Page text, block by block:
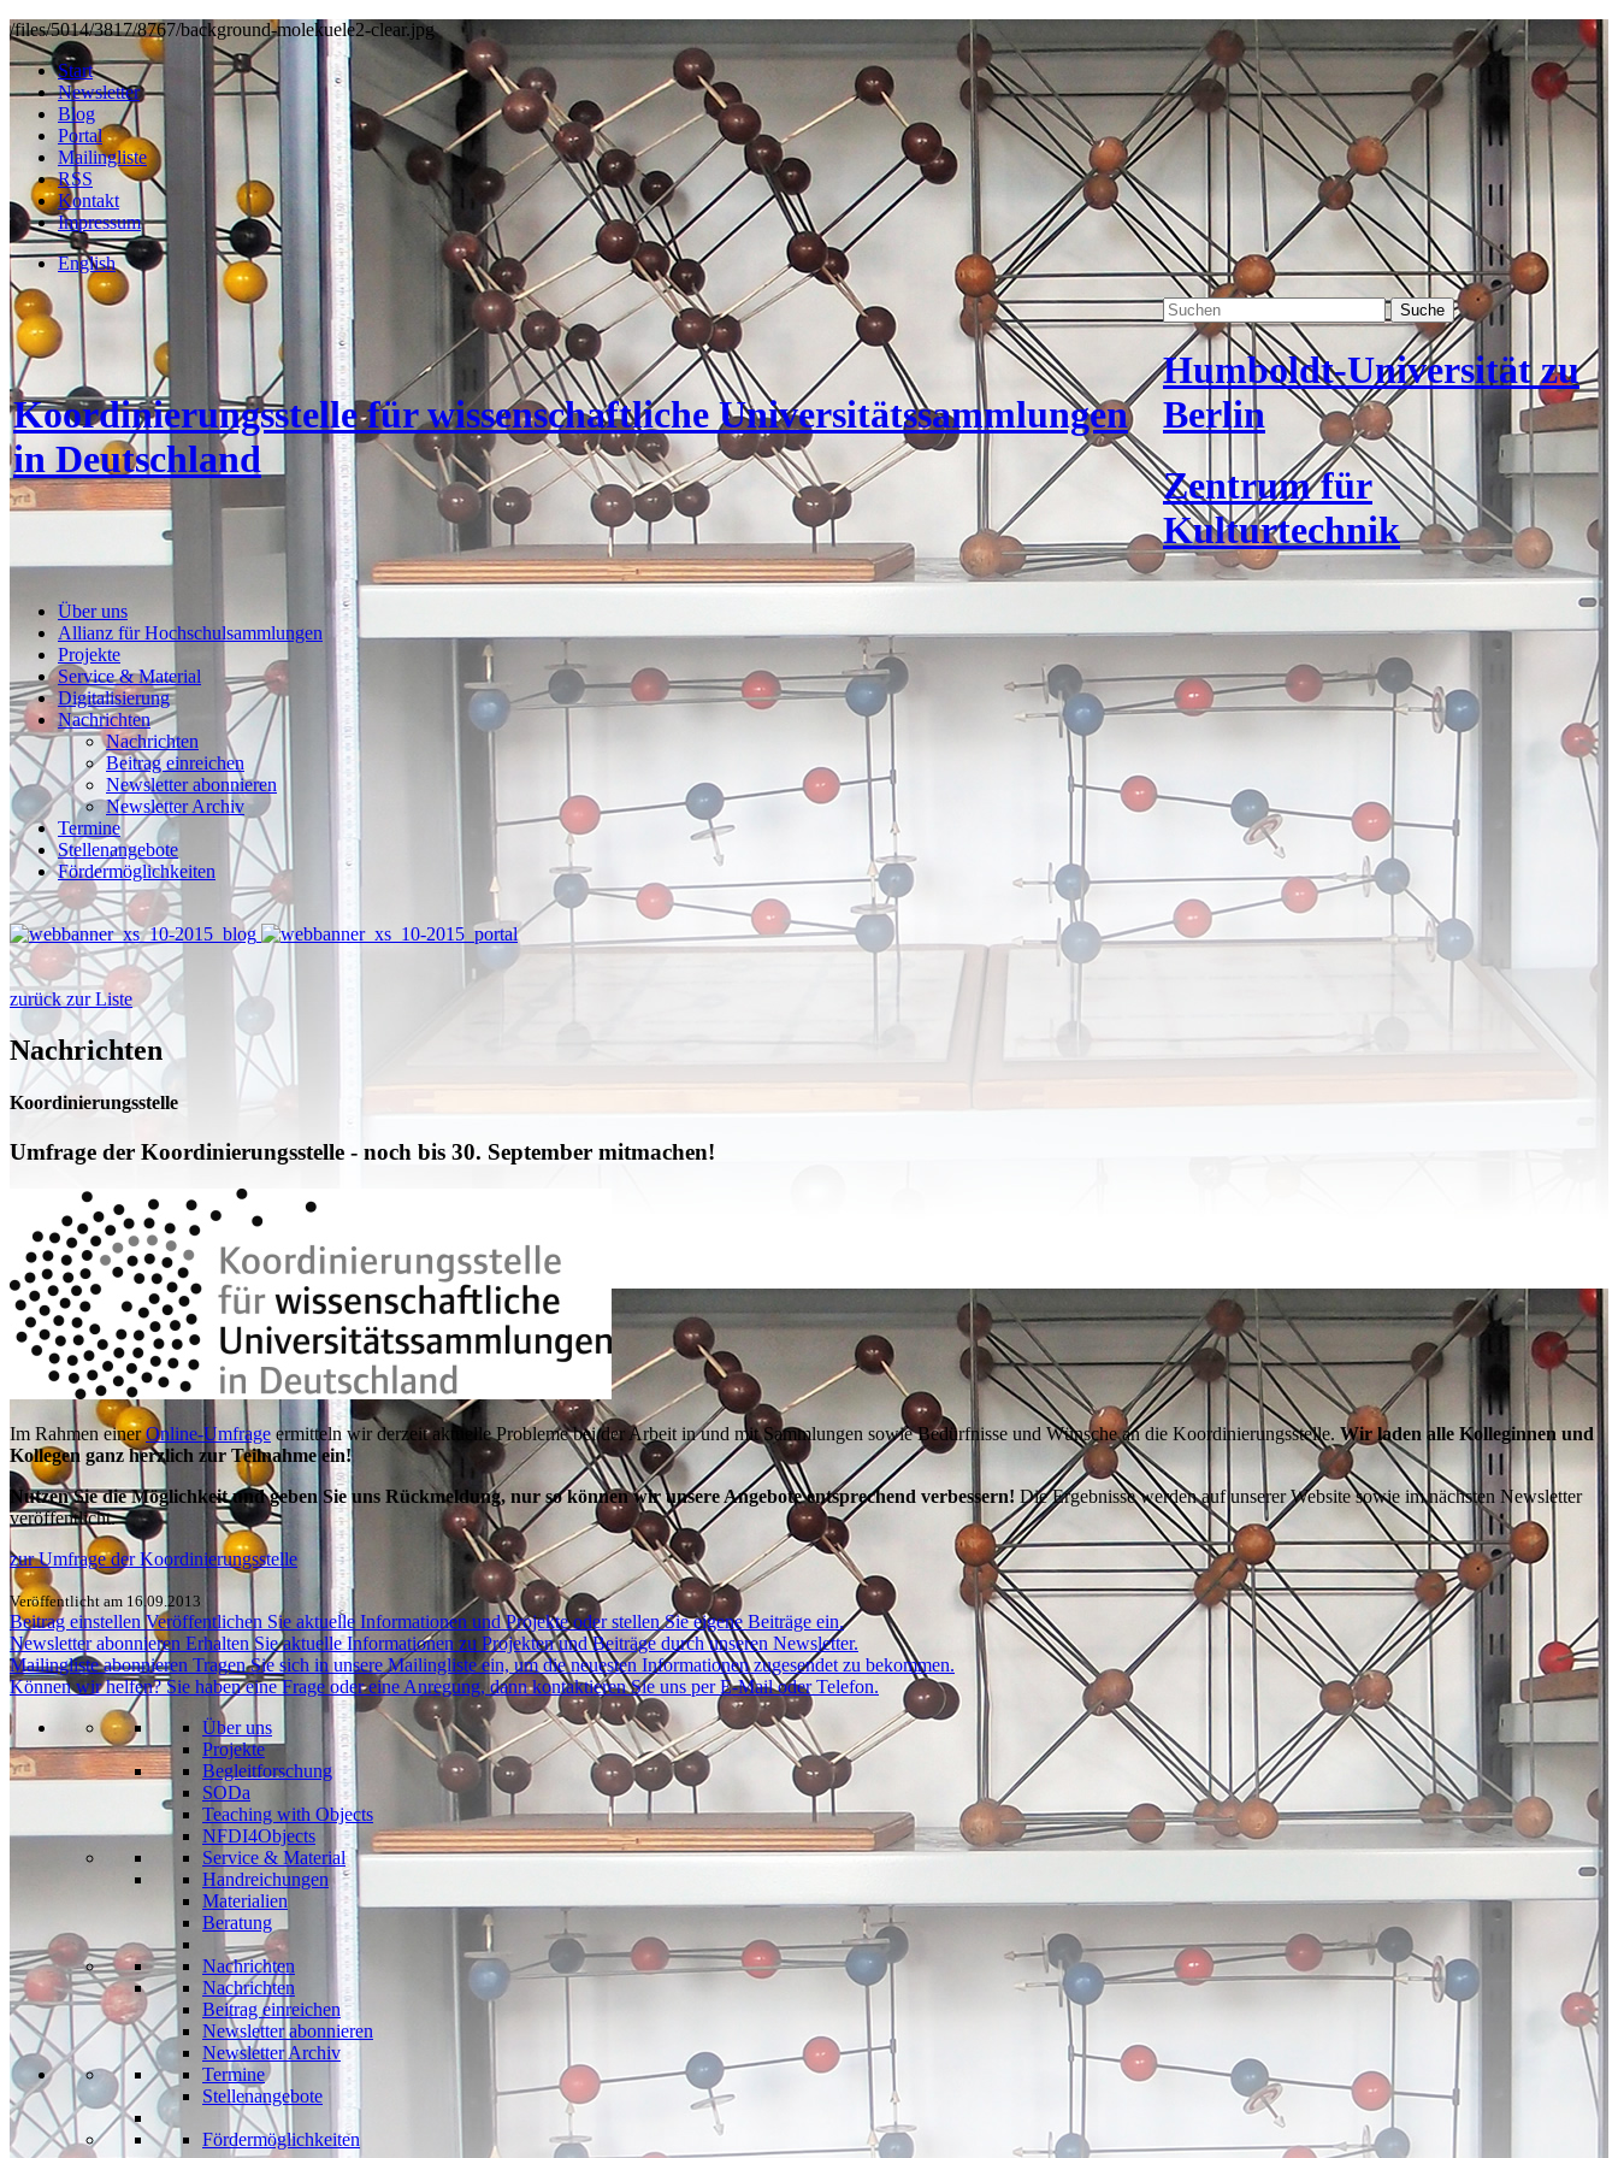
/files/5014/3817/8767/background-molekuele2-clear.jpg
Start
Newsletter
Blog
Portal
Mailingliste
RSS
Kontakt
Impressum
English
Koordinierungsstelle für wissenschaftliche Universitätssammlungen
in Deutschland
Suche
Humboldt-Universität zu
Berlin
Zentrum für
Kulturtechnik
Über uns
Allianz für Hochschulsammlungen
Projekte
Service & Material
Digitalisierung
Nachrichten
Nachrichten
Beitrag einreichen
Newsletter abonnieren
Newsletter Archiv
Termine
Stellenangebote
Fördermöglichkeiten
zurück zur Liste
Nachrichten
Koordinierungsstelle
Umfrage der Koordinierungsstelle - noch bis 30. September mitmachen!
Im Rahmen einerOnline-Umfrage ermitteln wir derzeit aktuelle Probleme bei der Arbeit in und mit Sammlungen sowie Bedürfnisse und Wünsche an die Koordinierungsstelle. Wir laden alle Kolleginnen und
Kollegen ganz herzlich zur Teilnahme ein!
Nutzen Sie die Möglichkeit und geben Sie uns Rückmeldung, nur so können wir unsere Angebote entsprechend verbessern! Die Ergebnisse werden auf unserer Website sowie im nächsten Newsletter
veröffentlicht.
zur Umfrage der Koordinierungsstelle
Veröffentlicht am 16.09.2013
Beitrag einstellen Veröffentlichen Sie aktuelle Informationen und Projekte oder stellen Sie eigene Beiträge ein.
Newsletter abonnieren Erhalten Sie aktuelle Informationen zu Projekten und Beiträge durch unseren Newsletter.
Mailingliste abonnieren Tragen Sie sich in unsere Mailingliste ein, um die neuesten Informationen zugesendet zu bekommen.
Können wir helfen? Sie haben eine Frage oder eine Anregung, dann kontaktieren Sie uns per E-Mail oder Telefon.
Über uns
Projekte
Begleitforschung
SODa
Teaching with Objects
NFDI4Objects
Service & Material
Handreichungen
Materialien
Beratung
Nachrichten
Nachrichten
Beitrag einreichen
Newsletter abonnieren
Newsletter Archiv
Termine
Stellenangebote
Fördermöglichkeiten